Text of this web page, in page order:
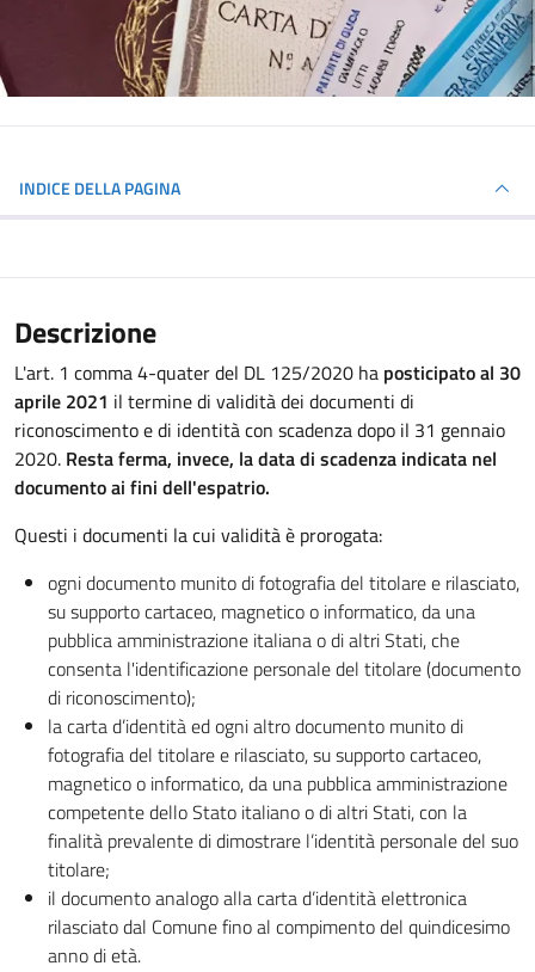
INDICE DELLA PAGINA
Descrizione
L'art. 1 comma 4-quater del DL 125/2020 ha posticipato al 30
aprile 2021 il termine di validità dei documenti di
riconoscimento e di identità con scadenza dopo il 31 gennaio
2020. Resta ferma, invece, la data di scadenza indicata nel
documento ai fini dell'espatrio.
Questi i documenti la cui validità è prorogata:
ogni documento munito di fotografia del titolare e rilasciato,
su supporto cartaceo, magnetico o informatico, da una
pubblica amministrazione italiana o di altri Stati, che
consenta l'identificazione personale del titolare (documento
di riconoscimento);
la carta d’identità ed ogni altro documento munito di
fotografia del titolare e rilasciato, su supporto cartaceo,
magnetico o informatico, da una pubblica amministrazione
competente dello Stato italiano o di altri Stati, con la
finalità prevalente di dimostrare l’identità personale del suo
titolare;
il documento analogo alla carta d’identità elettronica
rilasciato dal Comune fino al compimento del quindicesimo
anno di età.